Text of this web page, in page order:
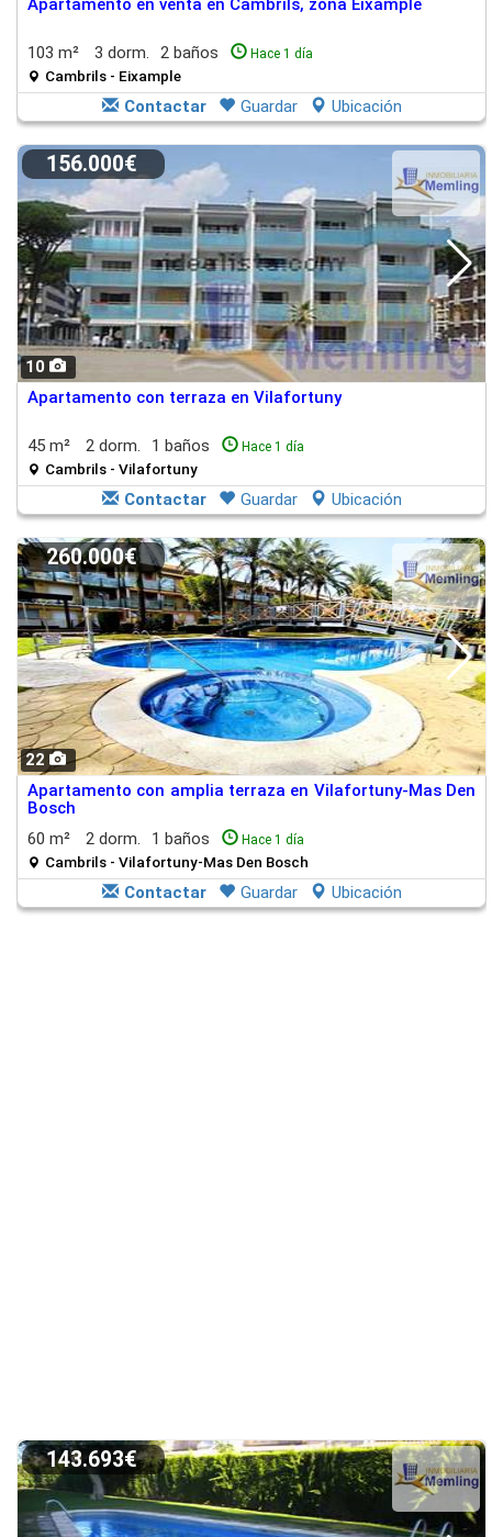
Apartamento en venta en Cambrils, zona Eixample
103 m² 3 dorm. 2 baños Hace 1 día
Cambrils - Eixample
Contactar Guardar Ubicación
10
156.000€
Apartamento con terraza en Vilafortuny
45 m² 2 dorm. 1 baños Hace 1 día
Cambrils - Vilafortuny
Contactar Guardar Ubicación
22
260.000€
Apartamento con amplia terraza en Vilafortuny-Mas Den
Bosch
60 m²
2 dorm. 1 baños Hace 1 día
Cambrils - Vilafortuny-Mas Den Bosch
Contactar Guardar Ubicación
143.693€